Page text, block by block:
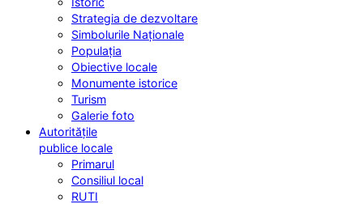
Strategia de dezvoltare
Simbolurile Naționale
Populația
Obiective locale
Monumente istorice
Turism
Galerie foto
Autoritățile
publice locale
Primarul
Consiliul local
RUTI